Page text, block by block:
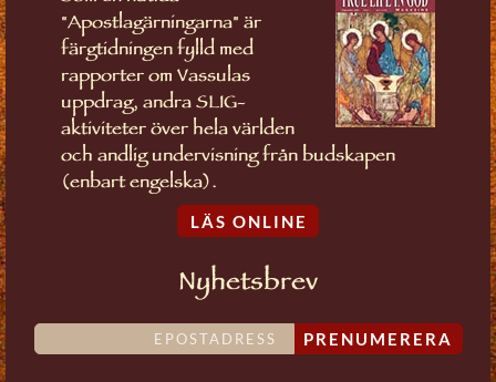
"Apostlagärningarna" är
färgtidningen fylld med
rapporter om Vassulas
uppdrag, andra SLIG-
aktiviteter över hela världen
och andlig undervisning från budskapen
(enbart engelska).
LÄS ONLINE
Nyhetsbrev
PRENUMERERA